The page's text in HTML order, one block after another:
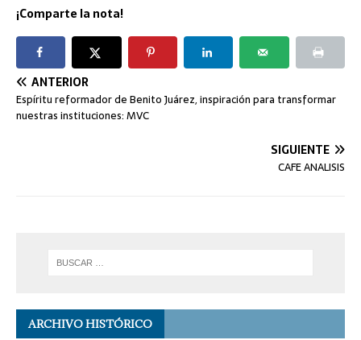
¡Comparte la nota!
ANTERIOR
Espíritu reformador de Benito Juárez, inspiración para transformar
nuestras instituciones: MVC
SIGUIENTE
CAFE ANALISIS
ARCHIVO HISTÓRICO